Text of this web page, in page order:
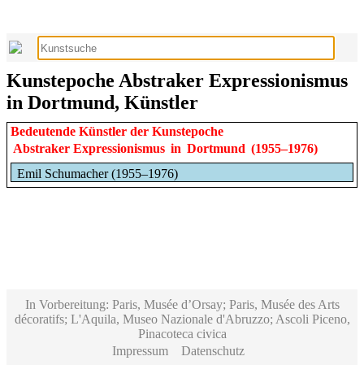
Kunstepoche Abstraker Expressionismus
in Dortmund, Künstler
Bedeutende Künstler der Kunstepoche
Abstraker Expressionismus in Dortmund (1955–1976)
Emil Schumacher (1955–1976)
In Vorbereitung: Paris, Musée d’Orsay; Paris, Musée des Arts
décoratifs; L'Aquila, Museo Nazionale d'Abruzzo; Ascoli Piceno,
Pinacoteca civica
Impressum
Datenschutz